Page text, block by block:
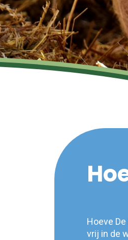
Hoeve
vrij in de